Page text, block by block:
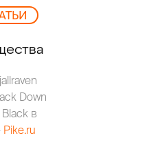
Down
в
Pike.ru